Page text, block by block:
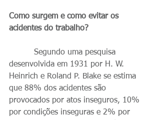
Como surgem e como evitar os
acidentes do trabalho?
desenvolvida em 1931 por H. W.
Heinrich e Roland P. Blake se estima
que 88% dos acidentes são
provocados por atos inseguros, 10%
por condições inseguras e 2% por